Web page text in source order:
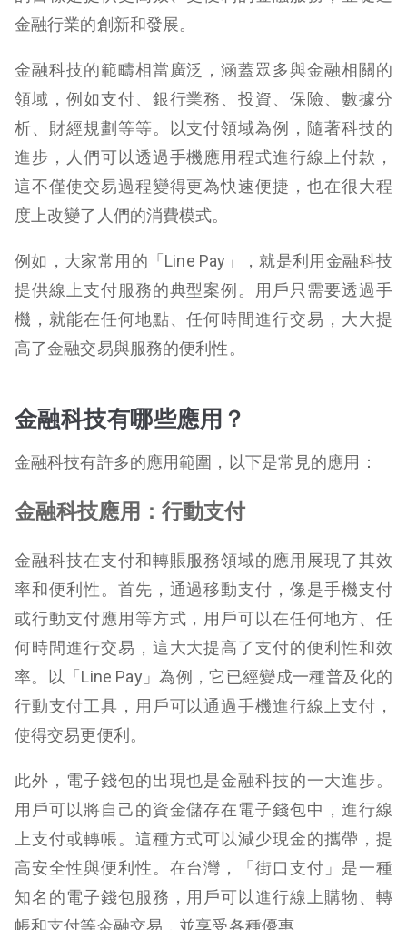
金融行業的創新和發展。
金融科技的範疇相當廣泛，涵蓋眾多與金融相關的
領域，例如支付、銀行業務、投資、保險、數據分
析、財經規劃等等。以支付領域為例，隨著科技的
進步，人們可以透過手機應用程式進行線上付款，
這不僅使交易過程變得更為快速便捷，也在很大程
度上改變了人們的消費模式。
例如，大家常用的「Line Pay」，就是利用金融科技
提供線上支付服務的典型案例。用戶只需要透過手
機，就能在任何地點、任何時間進行交易，大大提
高了金融交易與服務的便利性。
金融科技有哪些應用？
金融科技有許多的應用範圍，以下是常見的應用：
金融科技應用：行動支付
金融科技在支付和轉賬服務領域的應用展現了其效
率和便利性。首先，通過移動支付，像是手機支付
或行動支付應用等方式，用戶可以在任何地方、任
何時間進行交易，這大大提高了支付的便利性和效
率。以「Line Pay」為例，它已經變成一種普及化的
行動支付工具，用戶可以通過手機進行線上支付，
使得交易更便利。
此外，電子錢包的出現也是金融科技的一大進步。
用戶可以將自己的資金儲存在電子錢包中，進行線
上支付或轉帳。這種方式可以減少現金的攜帶，提
高安全性與便利性。在台灣，「街口支付」是一種
知名的電子錢包服務，用戶可以進行線上購物、轉
帳和支付等金融交易，並享受各種優惠。